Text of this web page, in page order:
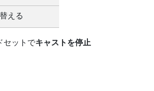
える
セットでキャストを停止